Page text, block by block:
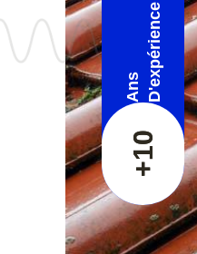
+10
Ans D'expérience